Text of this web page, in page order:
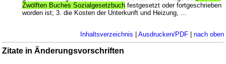
Zwölften Buches Sozialgesetzbuch festgesetzt oder fortgeschrieben
worden ist; 3. die Kosten der Unterkunft und Heizung, ...
Inhaltsverzeichnis Ausdrucken/PDF| nach oben
Zitate in Änderungsvorschriften